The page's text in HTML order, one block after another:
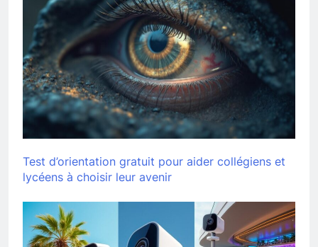
Test d’orientation gratuit pour aider collégiens et
lycéens à choisir leur avenir